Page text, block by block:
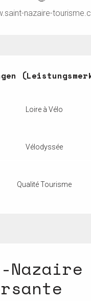
nazaire-
Loire à Vélo
Vélodyssée
Qualité Tourisme
Nazaire